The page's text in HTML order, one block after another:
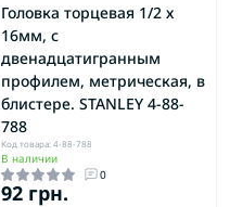
Головка торцевая 1/2 х
16мм, с
двенадцатигранным
профилем, метрическая, в
блистере. STANLEY 4-88-
788
Код товара: 4-88-788
В наличии
0
92 грн.